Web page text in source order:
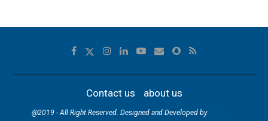
Contact us about us
@2019 - All Right Reserved. Designed and Developed by